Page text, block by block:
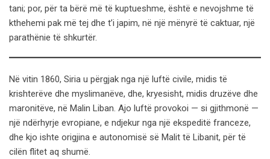
tani; por, për ta bërë më të kuptueshme, është e nevojshme të
kthehemi pak më tej dhe t’i japim, në një mënyrë të caktuar, një
parathënie të shkurtër.
Në vitin 1860, Siria u përgjak nga një luftë civile, midis të
krishterëve dhe myslimanëve, dhe, kryesisht, midis druzëve dhe
maronitëve, në Malin Liban. Ajo luftë provokoi — si gjithmonë —
një ndërhyrje evropiane, e ndjekur nga një ekspeditë franceze,
dhe kjo ishte origjina e autonomisë së Malit të Libanit, për të
cilën flitet aq shumë.